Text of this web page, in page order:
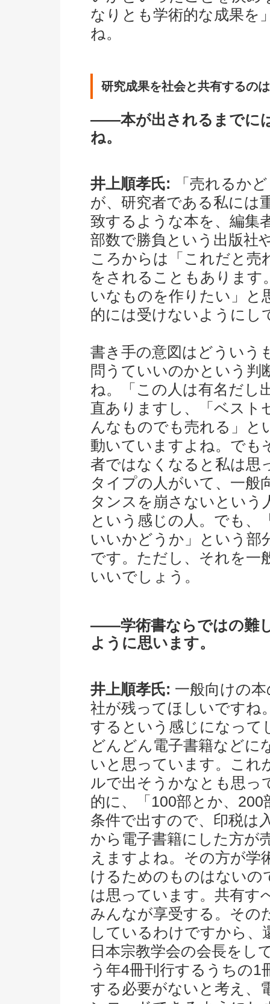
なりとも学術的な成果を
ね。
研究成果を社会と共有するの
――本が出されるまでに
ね。
井上順孝氏: 「売れるか
が、研究者である私には
致するような本を、編集
部数で勝負という出版社
ころからは「これだと売
をされることもあります
いなものを作りたい」と
的には受けないようにし
書き手の意図はどういう
問うていいのかという判
ね。「この人は有名だし
直ありますし、「ベスト
んなものでも売れる」と
動いていますよね。でも
者ではなくなると私は思
タイプの人がいて、一般
タンスを崩さないとい
という感じの人。でも、
いいかどうか」という部
です。ただし、それを一
いいでしょう。
――学術書ならではの難
ように思います。
井上順孝氏: 一般向けの
社が残ってほしいですね
するという感じになって
どんどん電子書籍などに
いと思っています。これ
ルで出そうかなとも思っ
的に、「100部とか、
条件で出すので、印税は
から電子書籍にした方が
えますよね。その方が学
けるためのものはないの
は思っています。共有す
みんなが享受する。その
しているわけですから、
日本宗教学会の会長をし
う年4冊刊行するうちの1
する必要がないと考え、